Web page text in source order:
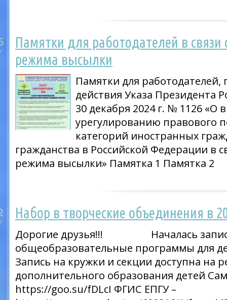
Памятки для работодателей в
режима высылки
Памятки для
действия Указа Президента
30 декабря 2024 г. № 1126 «О
урегулированию правового
категорий иностранных
гражданства в Российской Федерации в
режима высылки» Памятка 1 Памятка 2
Набор в творческие объединения в
Дорогие друзья!!! Началась запись
общеобразовательные программы для
Запись на кружки и секции доступна на
дополнительного образования детей
https://goo.su/fDLcI ФГИС ЕПГУ –